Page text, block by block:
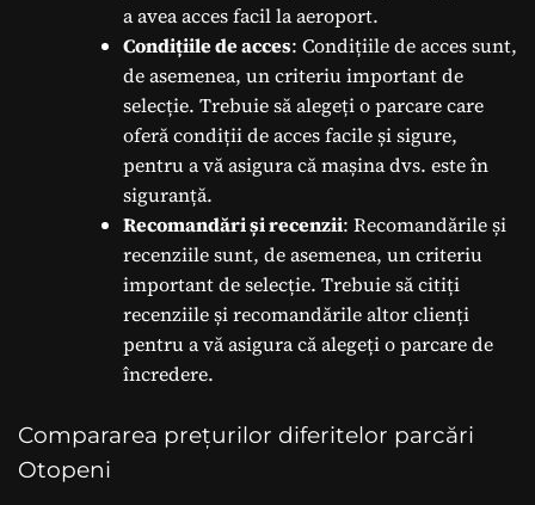
a avea acces facil la aeroport.
Condițiile de acces: Condițiile de acces sunt,
de asemenea, un criteriu important de
selecție. Trebuie să alegeți o parcare care
oferă condiții de acces facile și sigure,
pentru a vă asigura că mașina dvs. este în
siguranță.
Recomandări și recenzii: Recomandările și
recenziile sunt, de asemenea, un criteriu
important de selecție. Trebuie să citiți
recenziile și recomandările altor clienți
pentru a vă asigura că alegeți o parcare de
încredere.
Compararea prețurilor diferitelor parcări
Otopeni